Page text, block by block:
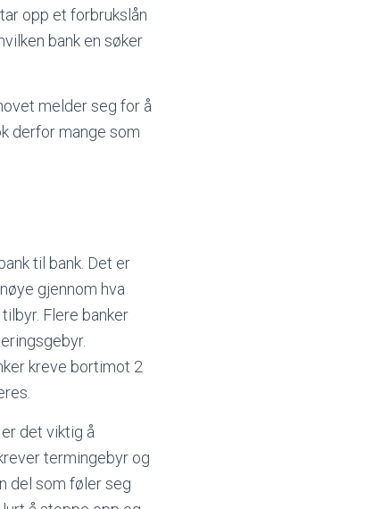
opp et forbrukslån
bank en søker
melder seg for å
derfor mange som
til bank. Det er
gjennom hva
Flere banker
kreve bortimot 2
det viktig å
termingebyr og
del som føler seg